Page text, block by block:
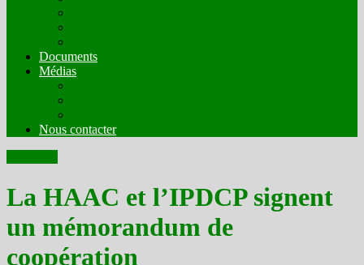
Documents
Médias
Nous contacter
La HAAC et l’IPDCP signent
un mémorandum de
coopération